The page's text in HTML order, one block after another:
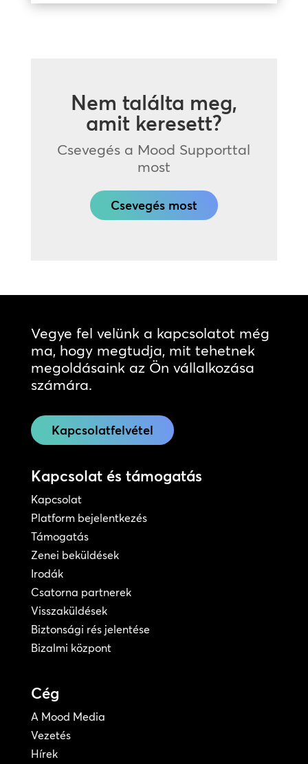
Nem találta meg,
amit keresett?
Csevegés a Mood Supporttal
most
Csevegés most
Vegye fel velünk a kapcsolatot még
ma, hogy megtudja, mit tehetnek
megoldásaink az Ön vállalkozása
számára.
Kapcsolatfelvétel
Kapcsolat és támogatás
Kapcsolat
Platform bejelentkezés
Támogatás
Zenei beküldések
Irodák
Csatorna partnerek
Visszaküldések
Biztonsági rés jelentése
Bizalmi központ
Cég
A Mood Media
Vezetés
Hírek